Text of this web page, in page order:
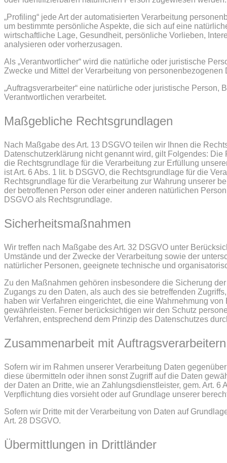
„Profiling“ jede Art der automatisierten Verarbeitung
um bestimmte persönliche Aspekte, die sich auf eine
wirtschaftliche Lage, Gesundheit, persönliche Vorlieben,
analysieren oder vorherzusagen.
Als „Verantwortlicher“ wird die natürliche oder juristische
Zwecke und Mittel der Verarbeitung von personenbezogenen
„Auftragsverarbeiter“ eine natürliche oder juristische
Verantwortlichen verarbeitet.
Maßgebliche Rechtsgrundlagen
Nach Maßgabe des Art. 13 DSGVO teilen wir Ihnen die
Datenschutzerklärung nicht genannt wird, gilt Folgendes:
die Rechtsgrundlage für die Verarbeitung zur Erfüllung
ist Art. 6 Abs. 1 lit. b DSGVO, die Rechtsgrundlage für die
Rechtsgrundlage für die Verarbeitung zur Wahrung unserer
der betroffenen Person oder einer anderen natürlichen
DSGVO als Rechtsgrundlage.
Sicherheitsmaßnahmen
Wir treffen nach Maßgabe des Art. 32 DSGVO unter
Umstände und der Zwecke der Verarbeitung sowie der
natürlicher Personen, geeignete technische und
Zu den Maßnahmen gehören insbesondere die Sicherung
Zugangs zu den Daten, als auch des sie betreffenden
haben wir Verfahren eingerichtet, die eine Wahrnehmung
gewährleisten. Ferner berücksichtigen wir den Schutz
Verfahren, entsprechend dem Prinzip des Datenschutzes
Zusammenarbeit mit
Sofern wir im Rahmen unserer Verarbeitung Daten
diese übermitteln oder ihnen sonst Zugriff auf die Daten
der Daten an Dritte, wie an Zahlungsdienstleister, gem. Art.
Verpflichtung dies vorsieht oder auf Grundlage unserer
Sofern wir Dritte mit der Verarbeitung von Daten auf
Art. 28 DSGVO.
Übermittlungen in Drittländer